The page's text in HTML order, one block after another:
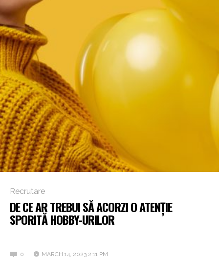
Recrutare
DE CE AR TREBUI SĂ ACORZI O ATENȚIE
SPORITĂ HOBBY-URILOR
0 MARCH 14, 2023 2:11 PM